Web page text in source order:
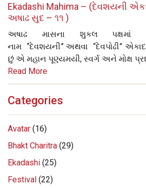
Ekadashi Mahima – (દેવશયની
અષાઢ સુદ – ૧૧ )
અષાઢ માસના શુકલ પક્ષમાં
નામ “દેવશયની” અથવા “દેવપોઢી”
છું એ મહાન પૂણ્યમયી, સ્‍વર્ગ અને મોક્ષ
Read More
Categories
Avatar (16)
Bhakt Charitra (29)
Ekadashi (25)
Festival (22)